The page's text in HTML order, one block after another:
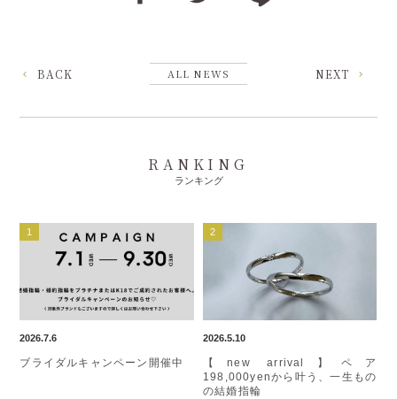
BACK ALL NEWS NEXT
RANKING
ランキング
2026.7.6
ブライダルキャンペーン開催中
2026.5.10
【new arrival】ペア
198,000yenから叶う、一生もの
の結婚指輪